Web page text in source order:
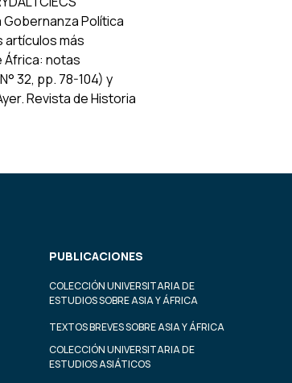
Gobernanza Política
artículos más
África: notas
32, pp. 78-104) y
Revista de Historia
PUBLICACIONES
COLECCIÓN UNIVERSITARIA DE
ESTUDIOS SOBRE ASIA Y ÁFRICA
TEXTOS BREVES SOBRE ASIA Y ÁFRICA
COLECCIÓN UNIVERSITARIA DE
ESTUDIOS ASIÁTICOS